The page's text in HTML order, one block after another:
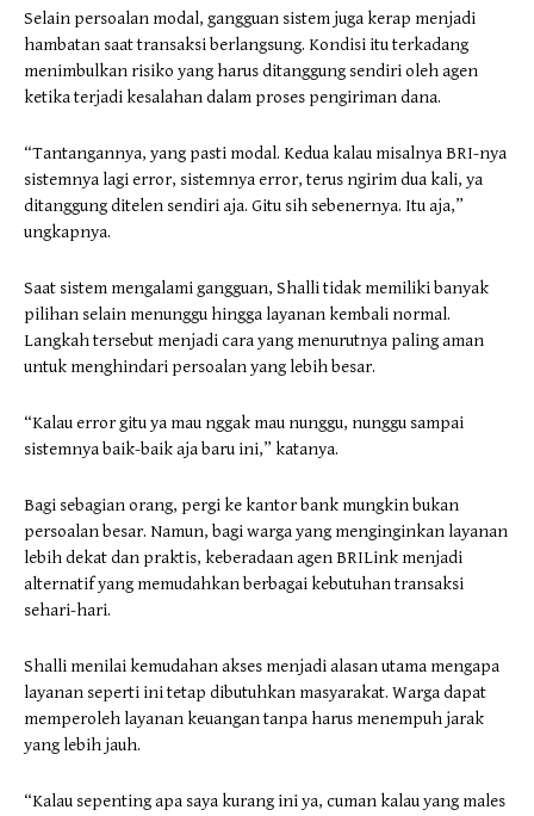
Selain persoalan modal, gangguan sistem juga kerap menjadi
hambatan saat transaksi berlangsung. Kondisi itu terkadang
menimbulkan risiko yang harus ditanggung sendiri oleh agen
ketika terjadi kesalahan dalam proses pengiriman dana.
“Tantangannya, yang pasti modal. Kedua kalau misalnya BRI-nya
sistemnya lagi error, sistemnya error, terus ngirim dua kali, ya
ditanggung ditelen sendiri aja. Gitu sih sebenernya. Itu aja,”
ungkapnya.
Saat sistem mengalami gangguan, Shalli tidak memiliki banyak
pilihan selain menunggu hingga layanan kembali normal.
Langkah tersebut menjadi cara yang menurutnya paling aman
untuk menghindari persoalan yang lebih besar.
“Kalau error gitu ya mau nggak mau nunggu, nunggu sampai
sistemnya baik-baik aja baru ini,” katanya.
Bagi sebagian orang, pergi ke kantor bank mungkin bukan
persoalan besar. Namun, bagi warga yang menginginkan layanan
lebih dekat dan praktis, keberadaan agen BRILink menjadi
alternatif yang memudahkan berbagai kebutuhan transaksi
sehari-hari.
Shalli menilai kemudahan akses menjadi alasan utama mengapa
layanan seperti ini tetap dibutuhkan masyarakat. Warga dapat
memperoleh layanan keuangan tanpa harus menempuh jarak
yang lebih jauh.
“Kalau sepenting apa saya kurang ini ya, cuman kalau yang males